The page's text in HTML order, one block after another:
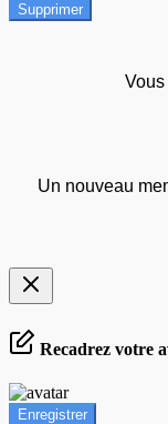
Supprimer
Un nouveau
Recadrez votre
Enregistrer